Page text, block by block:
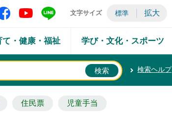
吹町 Instagram
矢吹町 Facebook
矢吹町 YouTube
矢吹町 LINE
文字サイズ 標準 拡大
て・健康・福祉 学び・文化・スポーツ
検索ヘルプ
住民票 児童手当